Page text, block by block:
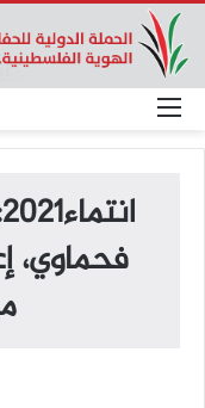
فحماوي،